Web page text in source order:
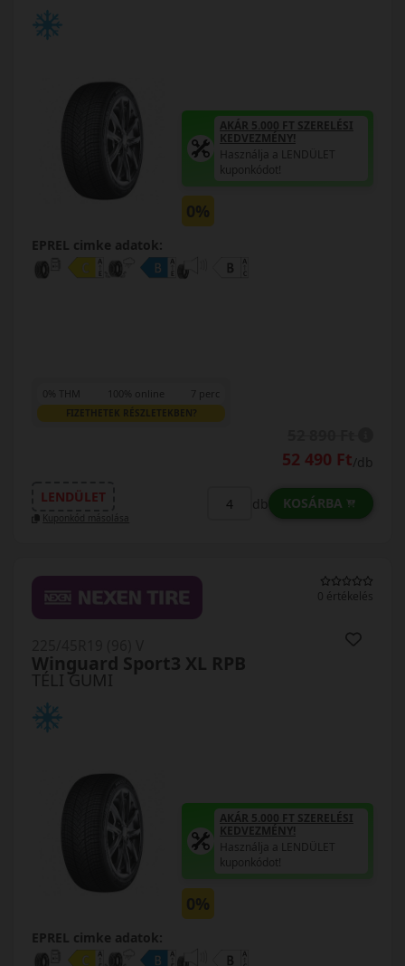
AKÁR 5.000 FT SZERELÉSI
KEDVEZMÉNY!
Használja a LENDÜLET
kuponkódot!
0%
EPREL cimke adatok:
0% THM 100% online 7 perc
FIZETHETEK RÉSZLETEKBEN?
52 490 Ft/db
LENDÜLET
Kuponkód másolása
db KOSÁRBA
0 értékelés
TÉLI GUMI
Winguard Sport3 XL RPB
AKÁR 5.000 FT SZERELÉSI
KEDVEZMÉNY!
Használja a LENDÜLET
kuponkódot!
0%
EPREL cimke adatok: